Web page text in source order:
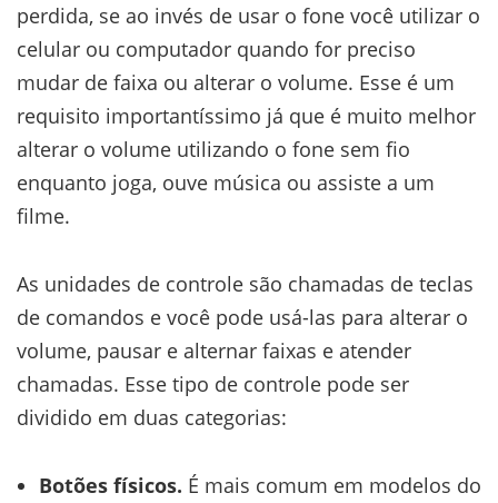
perdida, se ao invés de usar o fone você utilizar o
celular ou computador quando for preciso
mudar de faixa ou alterar o volume. Esse é um
requisito importantíssimo já que é muito melhor
alterar o volume utilizando o fone sem fio
enquanto joga, ouve música ou assiste a um
filme.
As unidades de controle são chamadas de teclas
de comandos e você pode usá-las para alterar o
volume, pausar e alternar faixas e atender
chamadas. Esse tipo de controle pode ser
dividido em duas categorias:
Botões físicos. É mais comum em modelos do